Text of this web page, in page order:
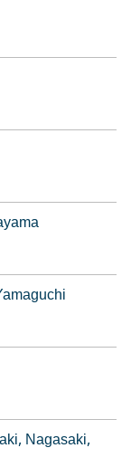
Nagasaki